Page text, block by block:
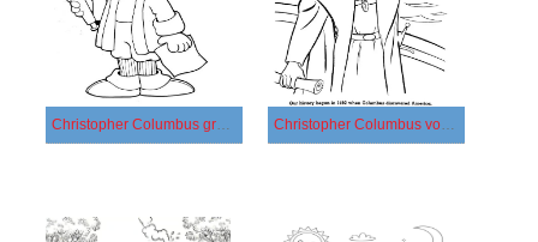
Christopher Columbus gratis Christopher Columbus voor kinderen